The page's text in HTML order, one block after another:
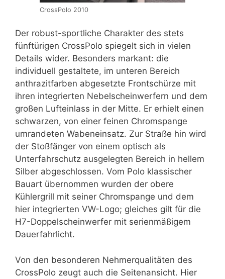
CrossPolo 2010
Der robust-sportliche Charakter des stets
fünftürigen CrossPolo spiegelt sich in vielen
Details wider. Besonders markant: die
individuell gestaltete, im unteren Bereich
anthrazitfarben abgesetzte Frontschürze mit
ihren integrierten Nebelscheinwerfern und dem
großen Lufteinlass in der Mitte. Er erhielt einen
schwarzen, von einer feinen Chromspange
umrandeten Wabeneinsatz. Zur Straße hin wird
der Stoßfänger von einem optisch als
Unterfahrschutz ausgelegten Bereich in hellem
Silber abgeschlossen. Vom Polo klassischer
Bauart übernommen wurden der obere
Kühlergrill mit seiner Chromspange und dem
hier integrierten VW-Logo; gleiches gilt für die
H7-Doppelscheinwerfer mit serienmäßigem
Dauerfahrlicht.
Von den besonderen Nehmerqualitäten des
CrossPolo zeugt auch die Seitenansicht. Hier